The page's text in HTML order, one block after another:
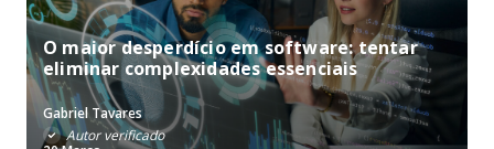
O maior desperdício em software: tentar
eliminar complexidades essenciais
Gabriel Tavares
Autor verificado